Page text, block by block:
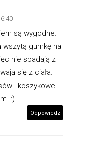
są wygodne.
wszytą gumkę na
nie spadają z
się z ciała.
i koszykowe
:)
Odpowiedz